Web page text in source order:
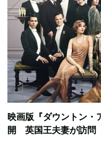
映画版『ダウントン・
開 英国王夫妻が訪問